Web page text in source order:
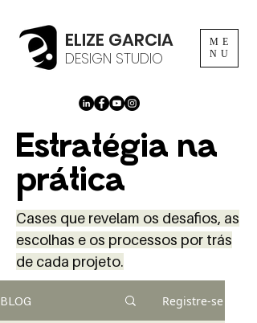
ME
NU
ELIZE GARCIA
DESIGN STUDIO
Estratégia na
prática
Cases que revelam os desafios, as
escolhas e os processos por trás
de cada projeto.
BLOG Registre-se